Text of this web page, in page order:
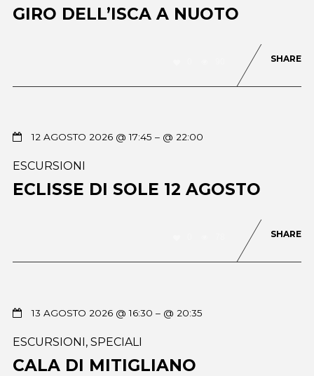
GIRO DELL’ISCA A NUOTO
SHARE
12 AGOSTO 2026 @ 17:45 – @ 22:00
ESCURSIONI
ECLISSE DI SOLE 12 AGOSTO
SHARE
13 AGOSTO 2026 @ 16:30 – @ 20:35
ESCURSIONI, SPECIALI
CALA DI MITIGLIANO